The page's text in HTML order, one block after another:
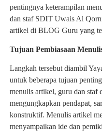
pentingnya keterampilan
dan staf SDIT Uwais Al
artikel di BLOG Guru yang
Tujuan Pembiasaan
Langkah tersebut diambil
untuk beberapa tujuan
menulis artikel, guru dan staf
mengungkapkan pendapat,
konstruktif. Menulis artikel
menyampaikan ide dan